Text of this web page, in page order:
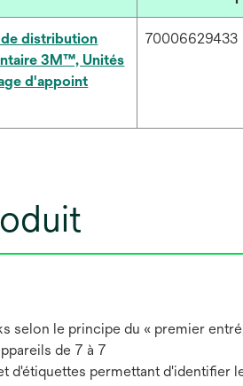
distribution
3M™, Unités
d'appoint
70006629433
selon le principe du « premier
de 7 à 7
d'étiquettes permettant d'identifier